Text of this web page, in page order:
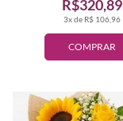
COMPRAR
3x de R$ 106,96
R$320,89